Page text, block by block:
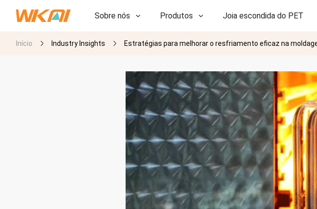
Sobre nós Produtos Joia escondida do PET
P&D
Início Industry Insights Estratégias para melhorar o resfriamento eficaz na